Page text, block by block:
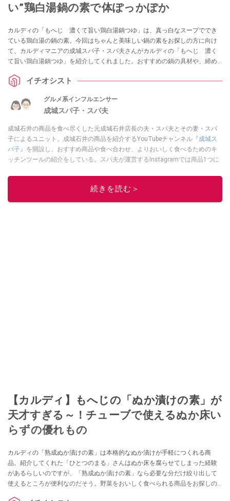
い”鶏白湯鍋の素で体ぽっかぽか
カルディの「もへじ 濃くて旨い鶏白湯鍋つゆ」は、真っ白なスープででき
ている鶏白湯の鍋の素。今回はちゃんと美味しい鍋の素をお探しの方に向け
て、カルディマニアの成城スパ子・スパ夫さんがカルディの「もへじ 濃く
て旨い鶏白湯鍋つゆ」を紹介してくれました。おすすめの鍋の具材や、締め
イチオシスト
グルメ系インフルエンサー
成城スパ子・スパ夫
成城石井の商品を食べ尽くした元成城石井店長の夫・スパ夫とその妻・スパ
子によるユニット。成城石井の商品を紹介するYouTubeチャンネル『成城ス
パ子』を開設し、おすすめ商品や食べ合わせ、よりおいしく食べるためのキ
ッチンツールの紹介をしている。スパ夫が運営するInstagramでは商品1つに
ィープな魅力を発信している。
続きを読む＞
【カルディ】もへじの「ぬか漬けの素」が
天才すぎる～！チューブで使えるぬか床い
らずの優れもの
カルディの「熟成ぬか漬けの素」は本格的なぬか漬けが手軽につくれる商
品。紹介してくれた「ひとつのまる」さんはぬか床を腐らせてしまった経験
があるらしいのですが、「熟成ぬか漬けの素」なら必要な分だけ絞り出して
使えるところが便利なのだそう。野菜をおいしく食べられる商品をお探しの